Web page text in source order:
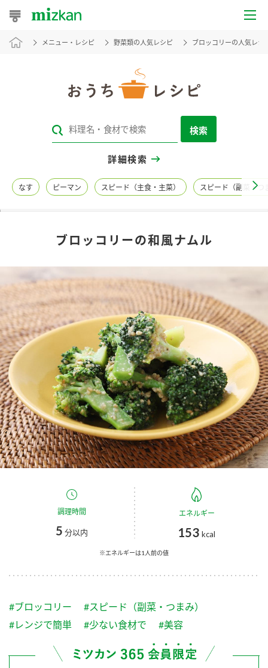
おうちレシピ
レシピカテゴリ一覧
レシピ名特集
商品情報
商品カテゴリ
酢 調味酢
お酢ドリンク ぽん酢
みりん風・料理酒 鍋用調味料
つゆ たれ
スープ 中華
ふりかけ おすしの素
炊き込みご飯の素 米飯用調味液
新商品一覧
キャンペーン情報
ブランド・スペシャルサイト
ブランド・スペシャルサイト トップ
商品ブランドサイト
Fibee（ファイビー）
くらしプラ酢
お酢ドリンク
つゆ
納豆のサイト
三ツ判山吹
企業情報
国内事業概要
企業理念
ミツカンの歴史
ミツカンを知る
環境への取り組み
お客様相談センター
お客様の声をいかしました
メニュー・レシピ 野菜類の人気レシピ ブロッコリーの人気レシ
検索
詳細検索
なす ピーマン スピード（主食・主菜） スピード（副菜・つ
ブロッコリーの和風ナムル
調理時間
5 分以内
エネルギー
153 kcal
※エネルギーは1人前の値
#ブロッコリー
#スピード（副菜・つまみ）
#レンジで簡単
#少ない食材で #美容